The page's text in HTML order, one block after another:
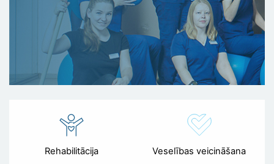
Rehabilitācija Veselības veicināšana